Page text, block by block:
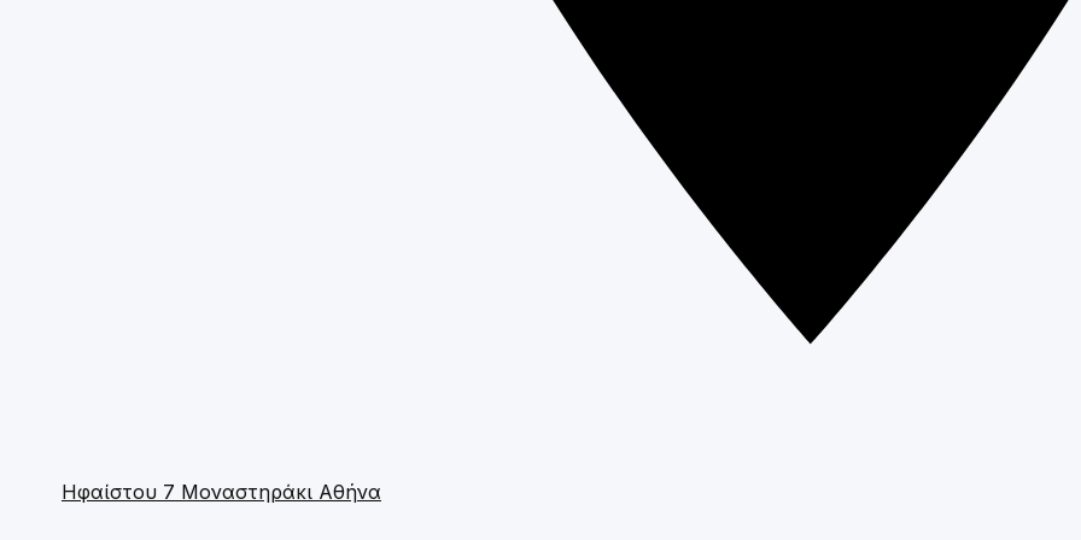
Ηφαίστου 7 Μοναστηράκι Αθήνα